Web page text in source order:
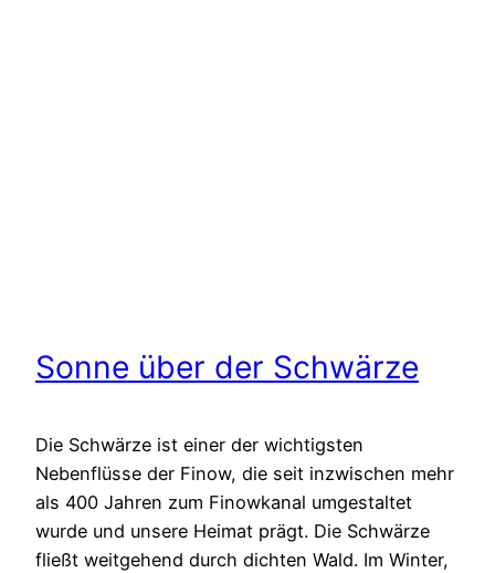
Sonne über der Schwärze
Die Schwärze ist einer der wichtigsten
Nebenflüsse der Finow, die seit inzwischen mehr
als 400 Jahren zum Finowkanal umgestaltet
wurde und unsere Heimat prägt. Die Schwärze
fließt weitgehend durch dichten Wald. Im Winter,